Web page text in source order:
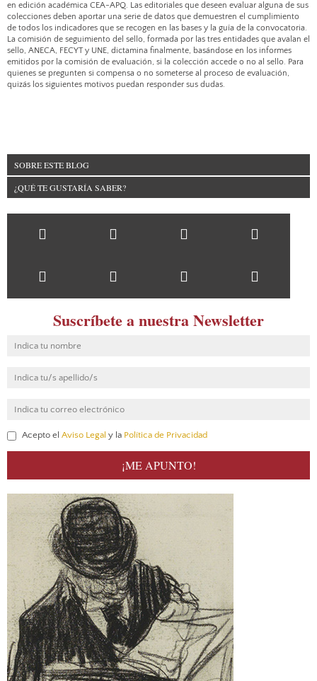
en edición académica CEA-APQ. Las editoriales que deseen evaluar alguna de sus
colecciones deben aportar una serie de datos que demuestren el cumplimiento
de todos los indicadores que se recogen en las bases y la guía de la convocatoria.
La comisión de seguimiento del sello, formada por las tres entidades que avalan el
sello, ANECA, FECYT y UNE, dictamina finalmente, basándose en los informes
emitidos por la comisión de evaluación, si la colección accede o no al sello. Para
quienes se pregunten si compensa o no someterse al proceso de evaluación,
quizás los siguientes motivos puedan responder sus dudas.
SOBRE ESTE BLOG
¿QUÉ TE GUSTARÍA SABER?
Suscríbete a nuestra Newsletter
Acepto el Aviso Legal y la Política de Privacidad